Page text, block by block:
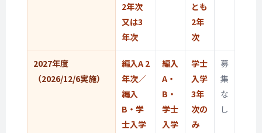
2年次
又は3
年次
とも
2年
次
2027年度
（2026/12/6実施）
編入A 2
年次／
編入
B・学
士入学
編入
A・
B・
学士
入学
学士
入学
3年
次の
み
募
集
な
し